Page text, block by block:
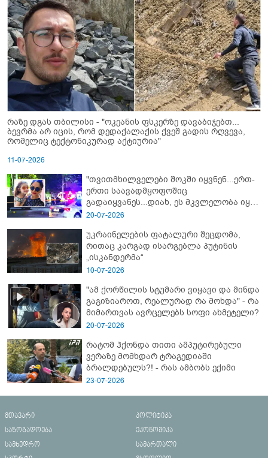
რაზე დგას თბილისი - "ოკეანის ფსკერზე დავაბიჯებთ...
ბევრმა არ იცის, რომ დედაქალაქის ქვეშ გადის რღვევა,
რომელიც ტექტონიკურად აქტიურია"
11-07-2026
"თვითმხილველები შოკში იყვნენ...ერთ-
ერთი საავადმყოფოშიც
გადაიყვანეს...დიახ, ეს მკვლელობა იყო"
- გორში დატრიალებული ტრაგედიის
20-07-2026
უკრაინელების ფატალური შეცდომა,
რითაც კარგად ისარგებლა პუტინის
„ისკანდერმა“
10-07-2026
"ამ ქორწილის სტუმარი ვიყავი და მინდა
გაგიზიაროთ, რეალურად რა მოხდა" - რა
მიმართვას ავრცელებს სოფი ახმეტელი?
20-07-2026
რატომ ჰქონდა თითი ამპუტირებული
ვერაზე მომხდარ ტრაგედიაში
ბრალდებულს?! - რას ამბობს ექიმი
23-07-2026
მთავარი
პოლიტიკა
საზოგადოება
ეკონომიკა
სამხედრო
სამართალი